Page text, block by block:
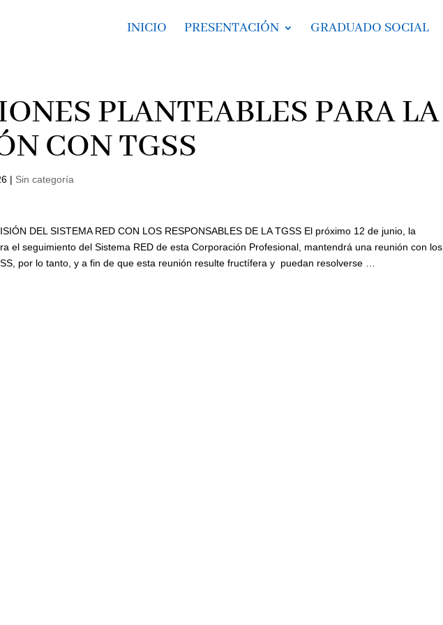
INICIO PRESENTACIÓN GRADUADO SOCIAL
PLANTEABLES PARA LA
CON TGSS
| Sin categoría
DEL SISTEMA RED CON LOS RESPONSABLES DE LA TGSS El próximo 12 de junio, la
el seguimiento del Sistema RED de esta Corporación Profesional, mantendrá una reunión con los
por lo tanto, y a fin de que esta reunión resulte fructífera y puedan resolverse …